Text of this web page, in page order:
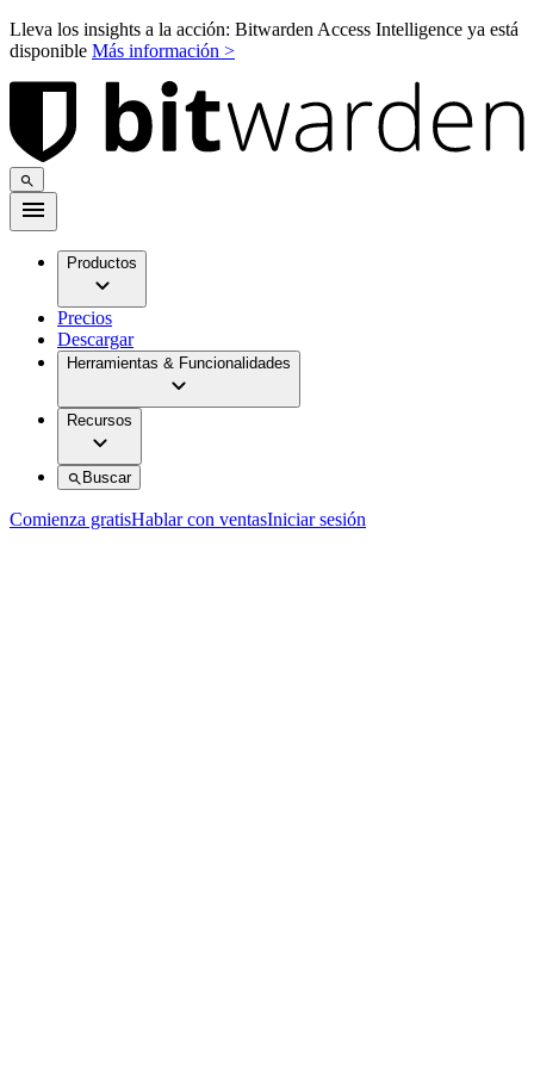
Lleva los insights a la acción: Bitwarden Access Intelligence ya está
disponible Más información >
Productos
Precios
Descargar
Herramientas & Funcionalidades
Recursos
Buscar
Comienza gratisHablar con ventasIniciar sesión